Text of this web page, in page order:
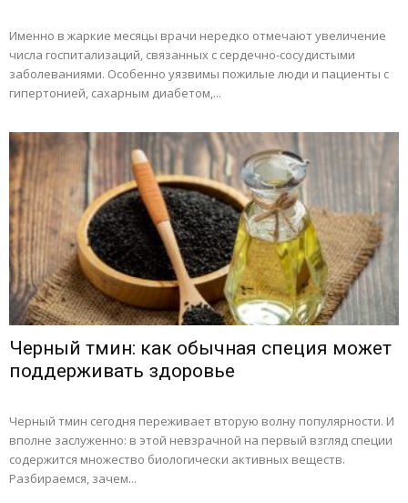
Именно в жаркие месяцы врачи нередко отмечают увеличение
числа госпитализаций, связанных с сердечно-сосудистыми
заболеваниями. Особенно уязвимы пожилые люди и пациенты с
гипертонией, сахарным диабетом,...
Черный тмин: как обычная специя может
поддерживать здоровье
Черный тмин сегодня переживает вторую волну популярности. И
вполне заслуженно: в этой невзрачной на первый взгляд специи
содержится множество биологически активных веществ.
Разбираемся, зачем...